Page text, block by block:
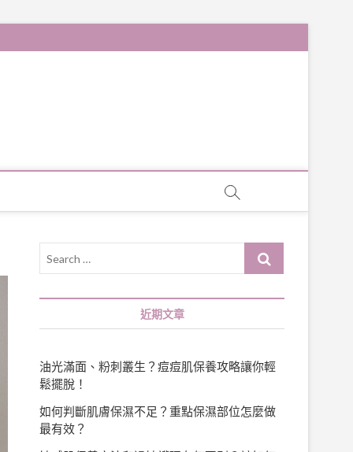
Search
近期文章
油光滿面、粉刺叢生？痘痘肌保養攻略讓你輕
鬆擺脫！
如何判斷肌膚保濕不足？重點保濕部位怎麼做
最有效？